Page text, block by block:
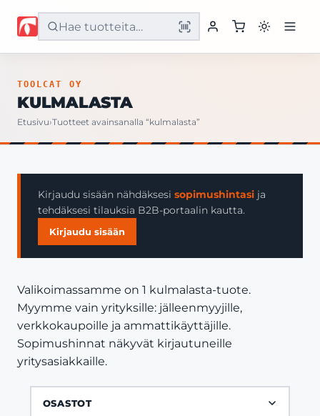
Etusivu
Yritys
Yhteystiedot
TOOLCAT OY
KULMALASTA
Etusivu›Tuotteet avainsanalla “kulmalasta”
Kirjaudu sisään nähdäksesi sopimushintasi ja
tehdäksesi tilauksia B2B-portaalin kautta.
Kirjaudu sisään
Valikoimassamme on 1 kulmalasta-tuote.
Myymme vain yrityksille: jälleenmyyjille,
verkkokaupoille ja ammattikäyttäjille.
Sopimushinnat näkyvät kirjautuneille
yritysasiakkaille.
OSASTOT